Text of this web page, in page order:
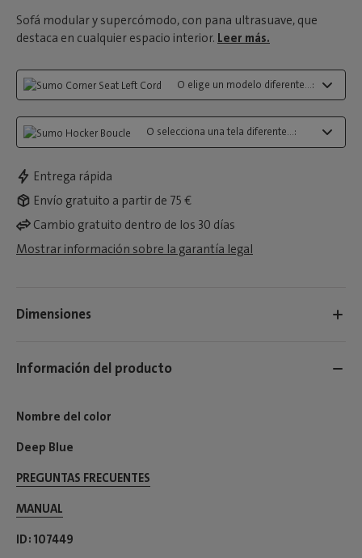
Sofá modular y supercómodo, con pana ultrasuave, que
destaca en cualquier espacio interior. Leer más.
O elige un modelo diferente...:
O selecciona una tela diferente...:
Entrega rápida
Envío gratuito a partir de 75 €
Cambio gratuito dentro de los 30 días
Mostrar información sobre la garantía legal
Dimensiones
Información del producto
Nombre del color
Deep Blue
PREGUNTAS FRECUENTES
MANUAL
ID 107449